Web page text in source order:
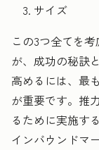
サイズ
この3つ全てを
が、成功の秘訣
高めるには、最
が重要です。推
るために実施す
インバウンドマ